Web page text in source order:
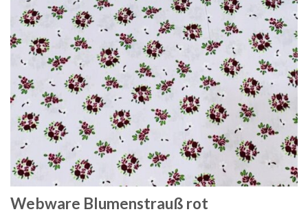
Webware Blumenstrauß rot